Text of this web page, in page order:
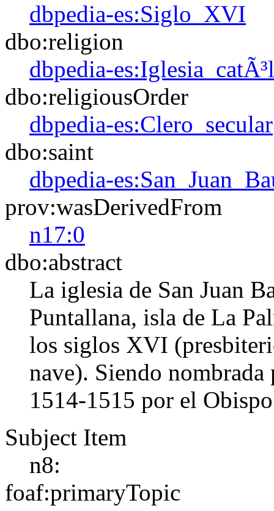
dbpedia-es:Siglo_XVI
dbo:religion
dbpedia-
dbo:religiousOrder
dbpedia-es:Clero_secular
dbo:saint
dbpedia-
prov:wasDerivedFrom
n17:0
dbo:abstract
La iglesia de San Juan
Puntallana, isla de La
los siglos XVI
nave). Siendo
1514-1515 por el
Subject Item
n8:
foaf:primaryTopic